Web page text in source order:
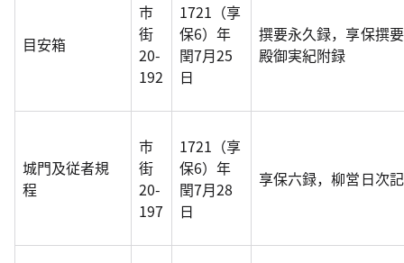
目安箱
市
街
20-
192
1721（享
保6）年
閏7月25
日
撰要永久録，享保撰
殿御実紀附録
城門及従者規
程
市
街
20-
197
1721（享
保6）年
閏7月28
日
享保六録，柳営日次